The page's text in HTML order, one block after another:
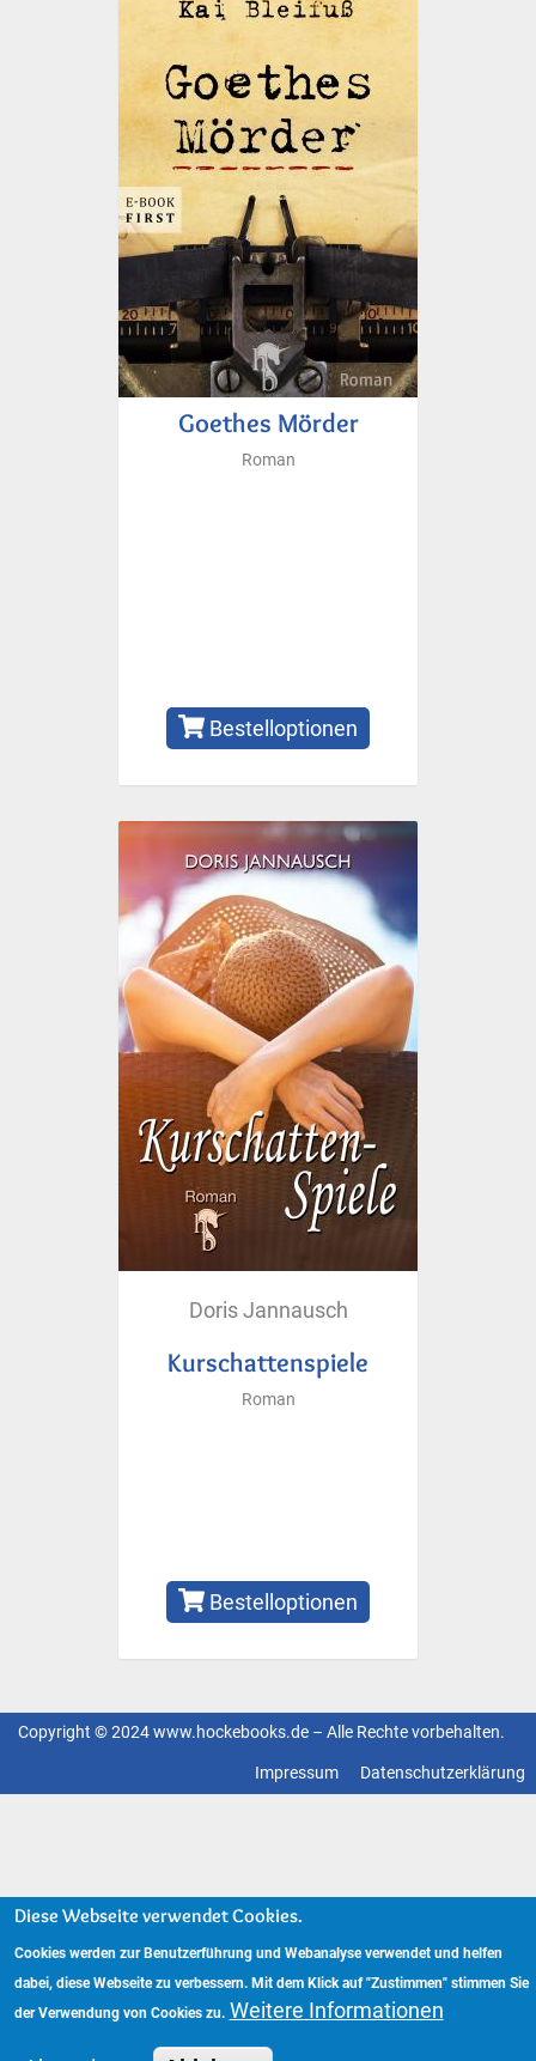
Goethes Mörder
Roman
Bestelloptionen
Doris Jannausch
Kurschattenspiele
Roman
Bestelloptionen
Copyright © 2024 www.hockebooks.de – Alle Rechte vorbehalten.
Datenschutzerklärung
Impressum
Diese Webseite verwendet Cookies.
Cookies werden zur Benutzerführung und Webanalyse verwendet und helfen
dabei, diese Webseite zu verbessern. Mit dem Klick auf "Zustimmen" stimmen Sie
der Verwendung von Cookies zu. Weitere Informationen